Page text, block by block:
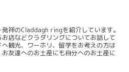
祥のCladdagh ringを紹介しています。
店などクラダリングについてお話して
観光、ワーホリ、留学をお考えの方は
友達へのお土産にも自分へのお土産に